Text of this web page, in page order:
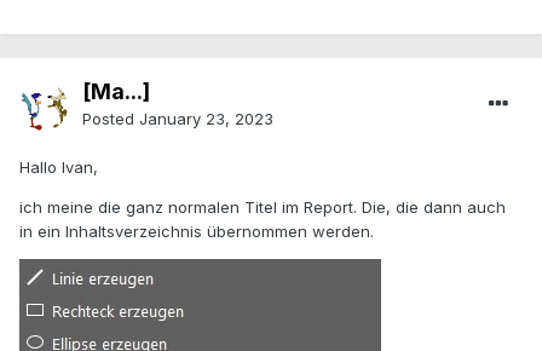
[Ma...]
Posted January 23, 2023
Hallo Ivan,
ich meine die ganz normalen Titel im Report. Die, die dann auch
in ein Inhaltsverzeichnis übernommen werden.